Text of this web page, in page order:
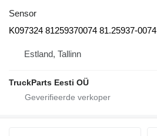
Sensor
K097324 81259370074 81.25937-0074
Estland, Tallinn
TruckParts Eesti OÜ